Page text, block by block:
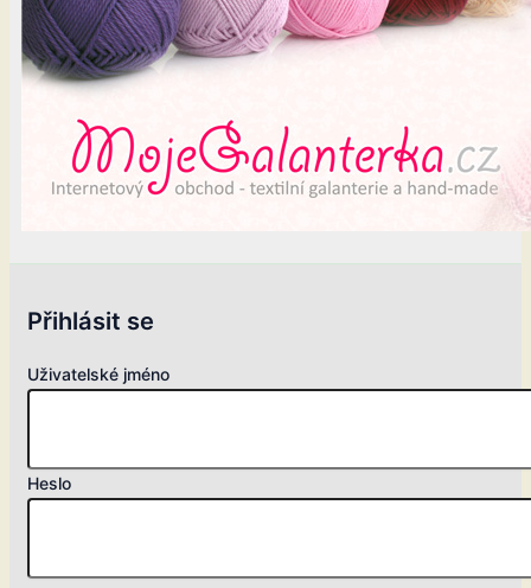
Přihlásit se
Uživatelské jméno
Heslo